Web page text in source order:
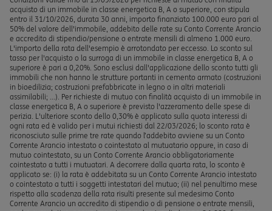
acquisto di un immobile in classe energetica B, A o superiore, con stipula
entro il 31/10/2026, durata 30 anni, importo finanziato 100.000 euro pari al
50% del valore dell'immobile, addebito delle rate su Conto Corrente Arancio
e accredito di stipendio/pensione o entrate mensili di almeno 1.000 euro.
L'importo della rata dell'esempio è arrotondato per eccesso. Lo sconto sul
tasso per l'acquisto o la surroga di un immobile in classe energetica B, A o
superiore è pari a 0,20%. Sono esclusi dall'applicazione dello sconto tutti gli
immobili che non hanno le strutture portanti in cemento armato (costruzioni
in bioedilizia; costruzioni prefabbricate in legno o in altri materiali
assimilabili; ...). Per richieste di mutuo con finalità acquisto di un immobile in
classe energetica B, A o superiore è previsto l'azzeramento delle spese di
perizia. L'ulteriore sconto dello 0,30% è applicato sulla quota interessi di
ogni rata ed è valido per i mutui richiesti dal 22/03/2026; lo sconto rata è
riconosciuto sulle prime tre rate quando l’addebito avviene su un Conto
Corrente Arancio intestato o cointestato al mutuatario oppure, in caso di
mutuo cointestato, su un Conto Corrente Arancio obbligatoriamente
cointestato a tutti i mutuatari. A decorrere dalla quarta rata, lo sconto è
applicato se: (i) la rata è addebitata su un Conto Corrente Arancio intestato
o cointestato a tutti i soggetti intestatari del mutuo; (ii) nel penultimo mese
rispetto alla scadenza della rata risulti presente sul medesimo Conto
Corrente Arancio un accredito di stipendio o di pensione o entrate mensili,